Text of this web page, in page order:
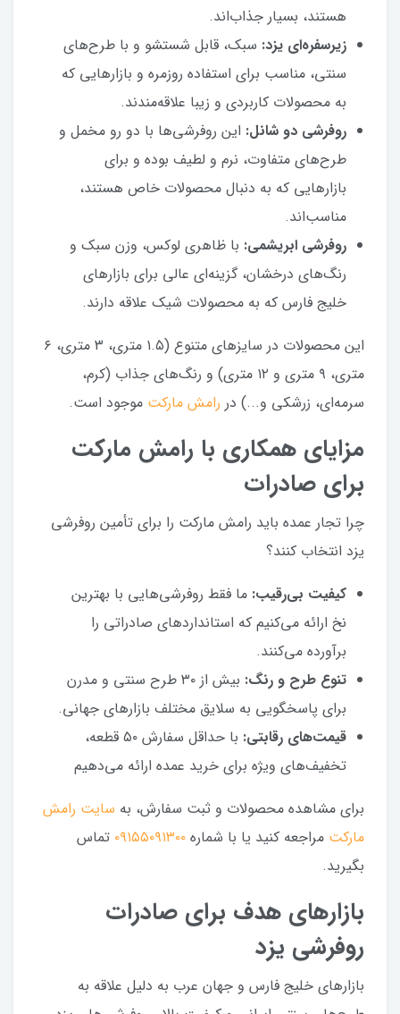
هستند، بسیار جذاب‌اند.
زیرسفره‌ای یزد: سبک، قابل شستشو و با طرح‌های
سنتی، مناسب برای استفاده روزمره و بازارهایی که
به محصولات کاربردی و زیبا علاقه‌مندند.
روفرشی دو شانل: این روفرشی‌ها با دو رو مخمل و
طرح‌های متفاوت، نرم و لطیف بوده و برای
بازارهایی که به دنبال محصولات خاص هستند،
مناسب‌اند.
روفرشی ابریشمی: با ظاهری لوکس، وزن سبک و
رنگ‌های درخشان، گزینه‌ای عالی برای بازارهای
خلیج فارس که به محصولات شیک علاقه دارند.
این محصولات در سایزهای متنوع (۱.۵ متری، ۳ متری، ۶
متری، ۹ متری و ۱۲ متری) و رنگ‌های جذاب (کرم،
سرمه‌ای، زرشکی و...) در رامش مارکت موجود است.
مزایای همکاری با رامش مارکت
برای صادرات
چرا تجار عمده باید رامش مارکت را برای تأمین روفرشی
یزد انتخاب کنند؟
کیفیت بی‌رقیب: ما فقط روفرشی‌هایی با بهترین
نخ ارائه می‌کنیم که استانداردهای صادراتی را
برآورده می‌کنند.
تنوع طرح و رنگ:
بیش از ۳۰ طرح سنتی و مدرن
برای پاسخگویی به سلایق مختلف بازارهای جهانی.
قیمت‌های رقابتی:
با حداقل سفارش ۵۰ قطعه،
تخفیف‌های ویژه برای خرید عمده ارائه می‌دهیم
برای مشاهده محصولات و ثبت سفارش، به سایت رامش
مارکت مراجعه کنید یا با شماره ۰۹۱۵۵۰۹۱۳۰۰ تماس
بگیرید.
بازارهای هدف برای صادرات
روفرشی یزد
بازارهای خلیج فارس و جهان عرب به دلیل علاقه به